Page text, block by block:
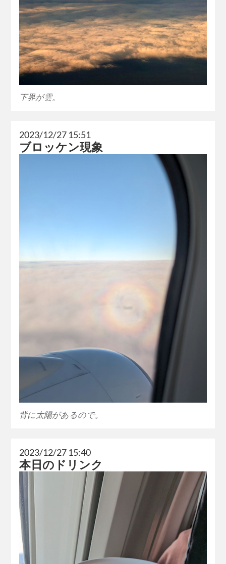
下界が雲。
2023/12/27 15:51
ブロッケン現象
背に太陽があるので。
2023/12/27 15:40
本日のドリンク